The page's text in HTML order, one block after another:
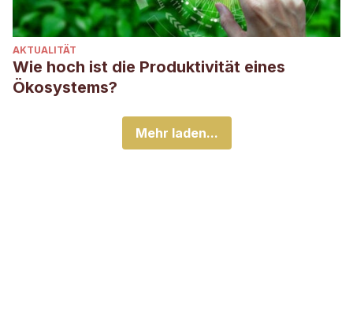
AKTUALITÄT
Wie hoch ist die Produktivität eines
Ökosystems?
Mehr laden...